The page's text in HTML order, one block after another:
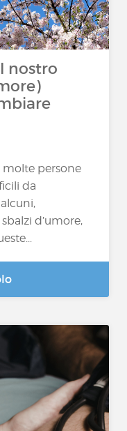
nostro
molte persone
da
d’umore,